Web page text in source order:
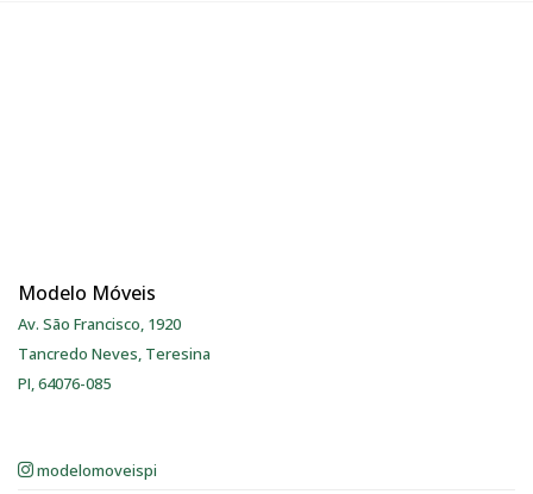
Modelo Móveis
Av. São Francisco, 1920
Tancredo Neves, Teresina
PI, 64076-085
modelomoveispi